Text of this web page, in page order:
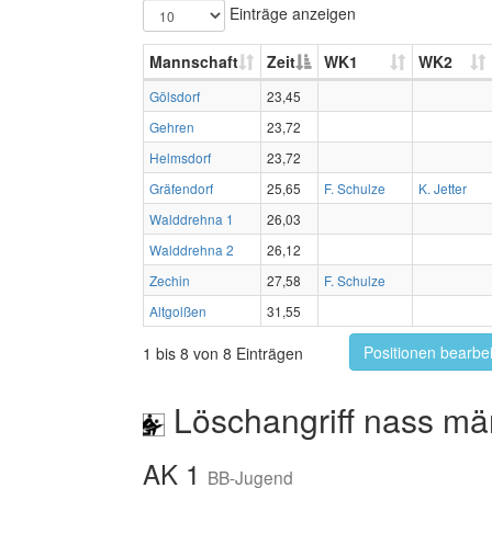
Einträge anzeigen
Mannschaft Zeit WK1 WK2
Gölsdorf
23,45
Gehren
23,72
Helmsdorf
23,72
Gräfendorf
25,65 F. Schulze
K. Jetter
Walddrehna 1
26,03
Walddrehna 2
26,12
Zechin
27,58
F. Schulze
Altgolßen
31,55
1 bis 8 von 8 Einträgen Positionen
Löschangriff nass
AK 1 BB-Jugend